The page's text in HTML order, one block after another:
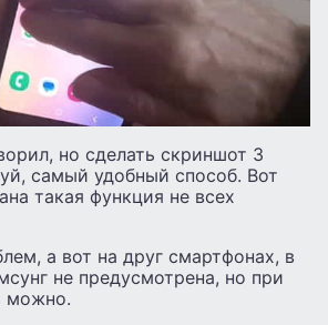
но сделать скриншот 3
самый удобный способ. Вот
такая функция не всех
а вот на друг смартфонах, в
не предусмотрена, но при
можно.